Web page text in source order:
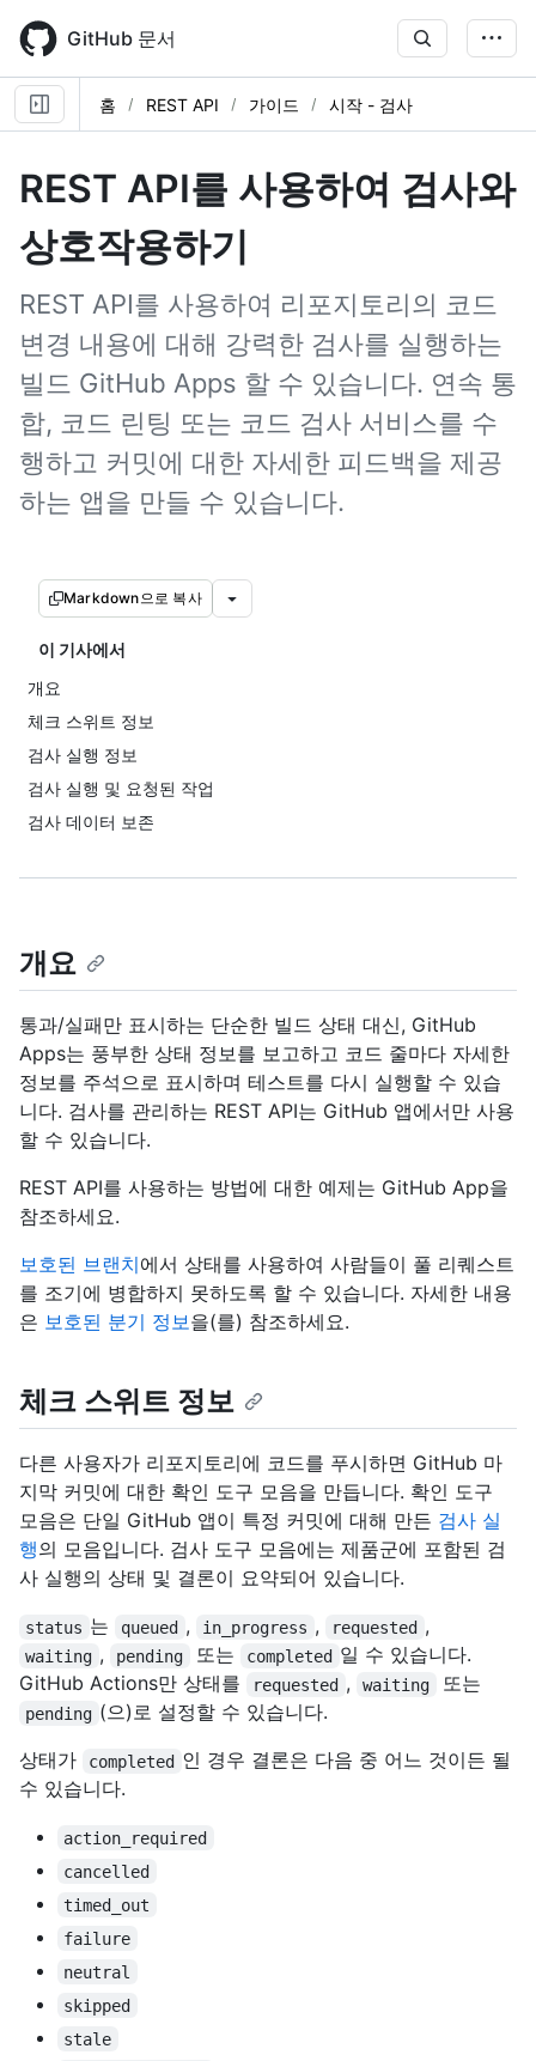
main
content
GitHub 문서
홈 REST API 가이드 시작 - 검사
REST API를 사용하여 검사와
상호작용하기
REST API를 사용하여 리포지토리의 코드
변경 내용에 대해 강력한 검사를 실행하는
빌드 GitHub Apps 할 수 있습니다. 연속 통
합, 코드 린팅 또는 코드 검사 서비스를 수
행하고 커밋에 대한 자세한 피드백을 제공
하는 앱을 만들 수 있습니다.
Markdown으로 복사
이 기사에서
개요
체크 스위트 정보
검사 실행 정보
검사 실행 및 요청된 작업
검사 데이터 보존
개요
통과/실패만 표시하는 단순한 빌드 상태 대신, GitHub
Apps는 풍부한 상태 정보를 보고하고 코드 줄마다 자세한
정보를 주석으로 표시하며 테스트를 다시 실행할 수 있습
니다. 검사를 관리하는 REST API는 GitHub 앱에서만 사용
할 수 있습니다.
REST API를 사용하는 방법에 대한 예제는 GitHub App을
참조하세요.
보호된 브랜치에서 상태를 사용하여 사람들이 풀 리퀘스트
를 조기에 병합하지 못하도록 할 수 있습니다. 자세한 내용
은 보호된 분기 정보을(를) 참조하세요.
체크 스위트 정보
다른 사용자가 리포지토리에 코드를 푸시하면 GitHub 마
지막 커밋에 대한 확인 도구 모음을 만듭니다. 확인 도구
모음은 단일 GitHub 앱이 특정 커밋에 대해 만든 검사 실
행의 모음입니다. 검사 도구 모음에는 제품군에 포함된 검
사 실행의 상태 및 결론이 요약되어 있습니다.
status 는 queued , in_progress , requested ,
waiting , pending 또는 completed 일 수 있습니다.
GitHub Actions만 상태를
requested , waiting 또는
pending (으)로 설정할 수 있습니다.
상태가
completed 인 경우 결론은 다음 중 어느 것이든 될
수 있습니다.
action_required
cancelled
timed_out
failure
neutral
skipped
stale